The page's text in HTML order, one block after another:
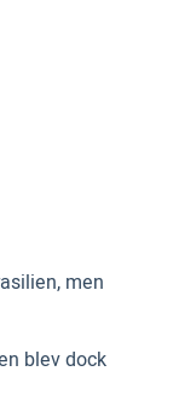
men
blev dock